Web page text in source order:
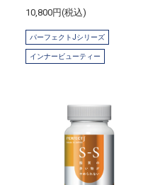
10,800円(税込)
パーフェクトJシリーズ
インナービューティー